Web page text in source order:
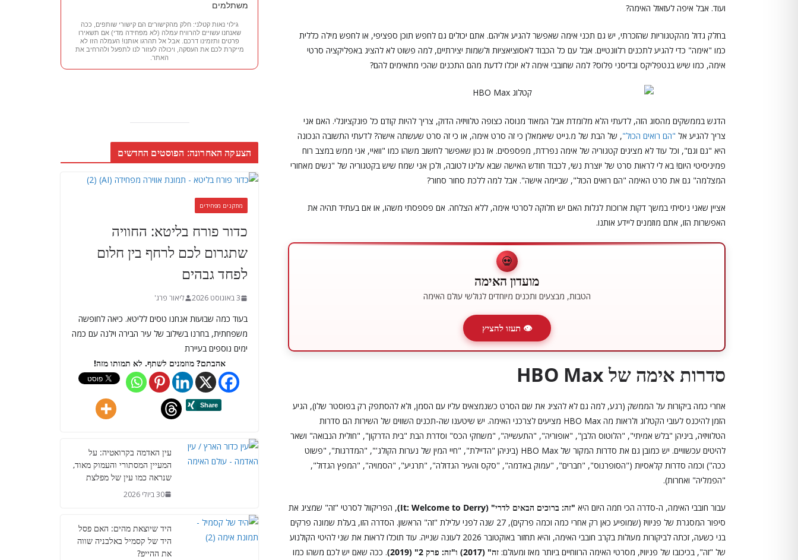
ועוד. אבל איפה לעזאזל האימה?
בחלק גדול מהקטגוריות שהזכרתי, יש גם תכני אימה שאפשר להגיע אליהם. אתם יכולים גם לחפש תוכן ספציפי, או לחפש מילה כללית
כמו "אימה" כדי להגיע לתכנים רלוונטיים. אבל עם כל הכבוד לאסוציאציות ולשמות יצירתיים, למה פשוט לא להציג באפליקציה סרטי
אימה, כמו שיש בנטפליקס ובדיסני פלוס? למה שחובבי אימה לא יוכלו לדעת מהם התכנים שהכי מתאימים להם?
הדגש בממשקים מהסוג הזה, לדעתי הלא מלומדת אבל המאוד מנוסה כצופה טלוויזיה הדוק, צריך להיות קודם כל פונקציונלי. האם אני
צריך להגיע אל "הם רואים הכול", של הבת של מ.נייט שיאמאלן כי זה סרט אימה, או כי זה סרט שעשתה אישה? לדעתי התשובה הנכונה
היא "גם וגם", וכל עוד לא מציגים קטגוריה של אימה נפרדת, מפספסים. אז נכון שאפשר לחשוב משהו כמו "וואיי, אני ממש במצב רוח
פמיניסיטי היום! בא לי לראות סרט של יוצרת נשי, לכבוד חודש האישה שבא עלינו לטובה, ולכן אני שמח שיש בקטגוריה של "נשים מאחורי
המצלמה" גם את סרט האימה "הם רואים הכול", שביימה אישה". אבל למה ללכת סחור סחור?
אציין שאני ניסיתי במשך דקות ארוכות לגלות האם יש חלוקה לסרטי אימה, ללא הצלחה. אם פספסתי משהו, או אם בעתיד תהיה את
האפשרות הזו, אתם מוזמנים ליידע אותנו.
💀
מועדון האימה
הטבות, מבצעים ותכנים מיוחדים לגולשי עולם האימה
👁 תעזו להציץ
סדרות אימה של HBO Max
אחרי כמה ביקורות על הממשק (רגע, למה גם לא להציג את שם הסרט כשנמצאים עליו עם הסמן, ולא להסתפק רק בפוסטר שלו), הגיע
הזמן להיכנס לעובי הקטלוג ולראות מה HBO Max מציעים לצרכני האימה. יש שיטענו שה-תכנים השווים של השירות הם סדרות
הטלוויזיה, ביניהן "בלש אמיתי", "הלוטוס הלבן", "אופוריה", "התעשייה", "משחקי הכס" וסדרת הבת "בית הדרקון", "חולית הנבואה" ושאר
להיטים עכשוויים. יש כמובן גם את סדרות המקור של HBO Max (ביניהן "הדיילת", "חיי המין של נערות הקולג'", "המדרגות", "פשוט
ככה") וכמה סדרות קלאסיות ("הסופרנוס", "חברים", "עמוק באדמה", "סקס והעיר הגדולה", "תרגיע", "הסמויה", "המפץ הגדול",
"הפמליה" ואחרות).
עבור חובבי האימה, ה-סדרה הכי חמה היום היא "זה: ברוכים הבאים לדרי" (It: Welcome to Derry)
, הפריקוול לסרטי "זה" שמציג את
סיפור המסגרת של פניוויז (שמופיע כאן רק אחרי כמה וכמה פרקים), 27 שנה לפני עלילת "זה" הראשון. הסדרה הזו, בעלת שמונה פרקים
בני כשעה, זכתה לביקורות מעולות בקרב חובבי האימה, והיא תחזור באוקטובר 2026 לעונה שנייה. עוד תוכלו לראות את שני להיטי הקולנוע
של "זה", בכיכובו של פניוויז, מסרטי האימה הרווחיים ביותר מאז ומעולם: זה" (2017) ו"זה: פרק 2" (2019)
. ככה שאם יש לכם משהו כמו
משתלמים
גילוי נאות קטלני: חלק מהקישורים הם קישורי שותפים, ככה
שאנחנו עשויים להרוויח עמלה (לא מפחידה מדי) אם תשאירו
פרטים ותזמינו דרכם. אבל אל תהרגו אותנו! העמלה הזו לא
מייקרת לכם את העסקה, ויכולה לעזור לנו לתפעל ולהרחיב את
האתר.
הצעקה האחרונה: הפוסטים החדשים
מתקנים מפחידים
כדור פורח בליטא: החוויה
שתגרום לכם לרחף בין חלום
לפחד גבהים
3 באוגוסט 2026 ליאור פרג'
בעוד כמה שבועות אנחנו טסים לליטא. כיאה לחופשה
משפחתית, בחרנו בשילוב של עיר הבירה וילנה עם כמה
ימים נוספים בעיירת
אהבתם? מוזמנים לשתף. לא תמותו מזה!
עין האדמה בקרואטיה: על
המעיין המסתורי והעמוק מאוד,
שנראה כמו עין של מפלצת
30 ביולי 2026
היד שיוצאת מהים: האם פסל
היד של קסמיל באלבניה שווה
את ההייפ?